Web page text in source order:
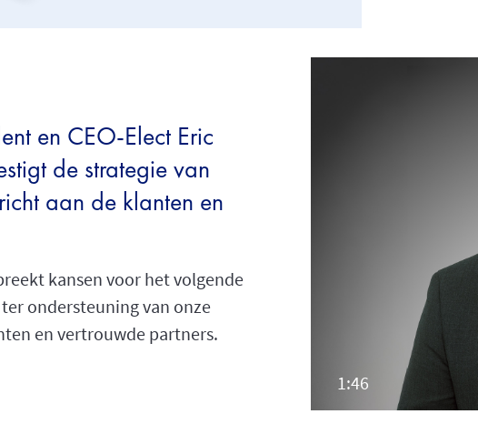
en CEO-Elect Eric
de strategie van
aan de klanten en
kansen voor het volgende
ondersteuning van onze
en vertrouwde partners.